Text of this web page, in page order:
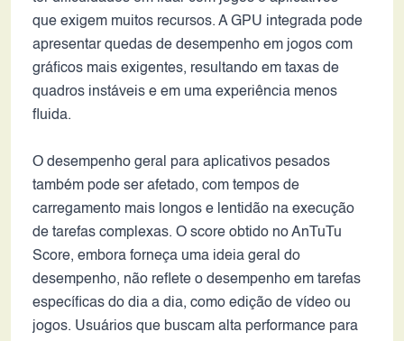
que exigem muitos recursos. A GPU integrada pode
apresentar quedas de desempenho em jogos com
gráficos mais exigentes, resultando em taxas de
quadros instáveis e em uma experiência menos
fluida.
O desempenho geral para aplicativos pesados
também pode ser afetado, com tempos de
carregamento mais longos e lentidão na execução
de tarefas complexas. O score obtido no AnTuTu
Score, embora forneça uma ideia geral do
desempenho, não reflete o desempenho em tarefas
específicas do dia a dia, como edição de vídeo ou
jogos. Usuários que buscam alta performance para